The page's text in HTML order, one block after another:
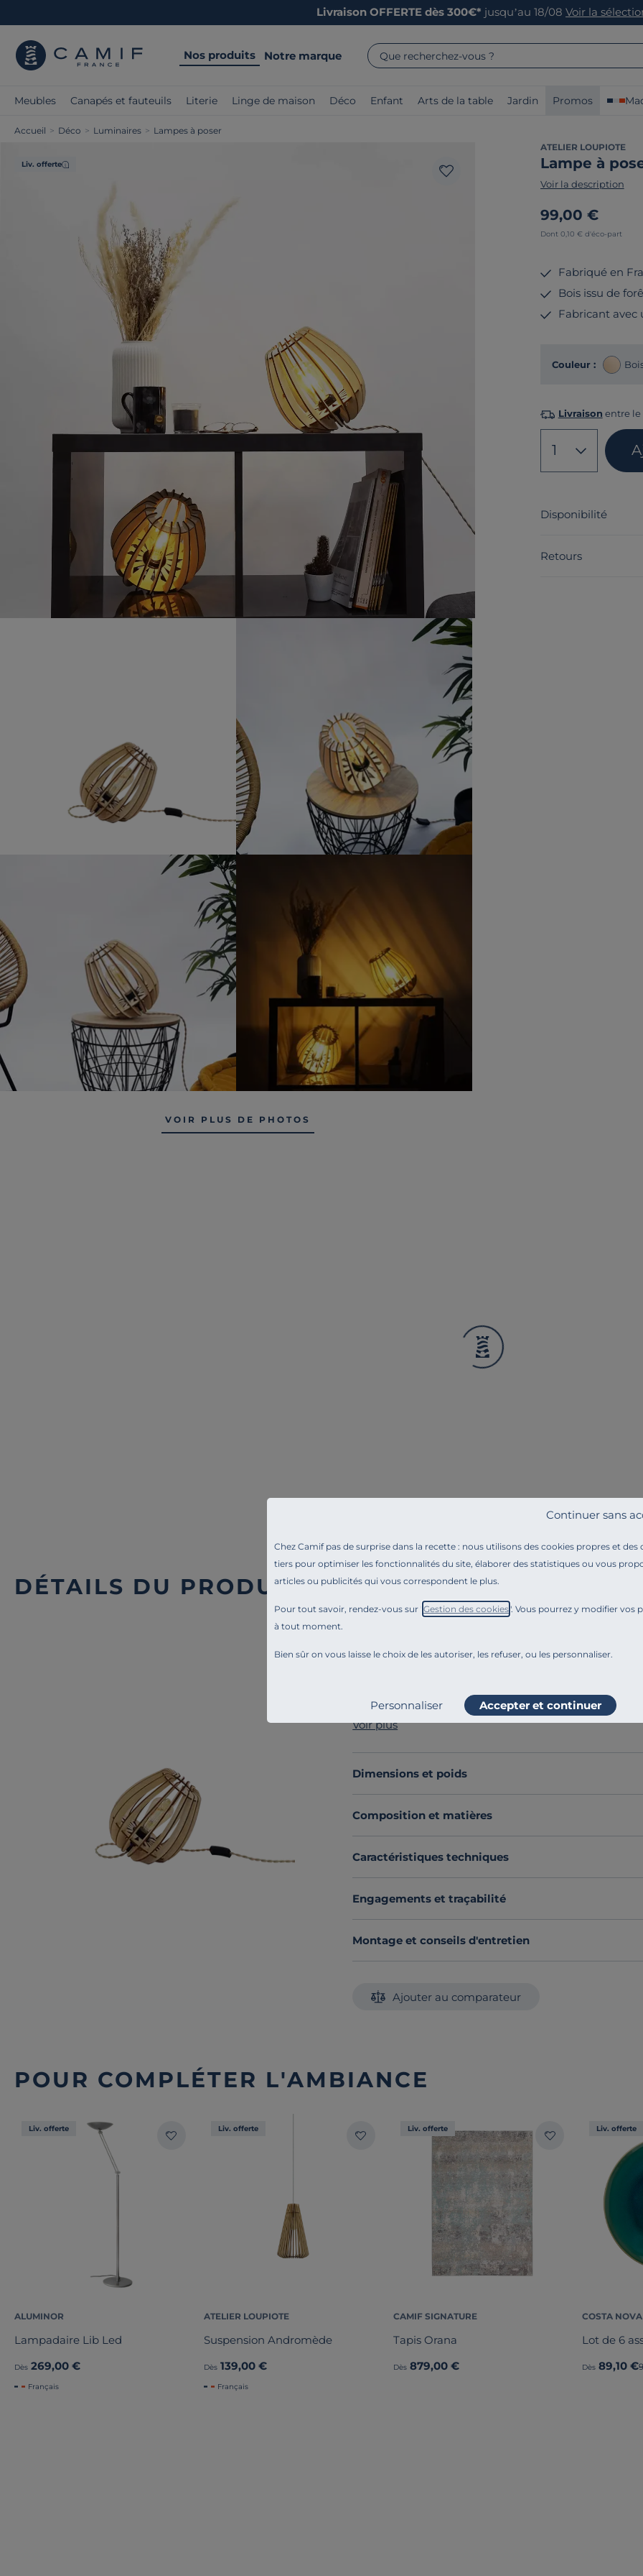
Chez Camif pas de surprise dans la recette : nous utilisons des cookies propres et des
tiers pour optimiser les fonctionnalités du site, élaborer des statistiques ou vous
articles ou publicités qui vous correspondent le plus.
Pour tout savoir, rendez-vous sur " Gestion des cookies". Vous pourrez y modifier vos
à tout moment.
Bien sûr on vous laisse le choix de les autoriser, les refuser, ou les personnaliser.
Continuer sans
Personnaliser Accepter et continuer
Livraison OFFERTE dès 300€* jusqu’au 18/08 Voir la
Nos produits Notre marque Que recherchez-vous ?
Meubles Canapés et fauteuils Literie Linge de maison Déco Enfant Arts de la table Jardin Promos
Accueil > Déco > Luminaires > Lampes à poser
Liv. offerte
VOIR PLUS DE PHOTOS
ATELIER LOUPIOTE
Lampe à
Voir la description
99,00 €
Dont 0,10 € d'éco-part
Fabriqué en
Bois issu de
Fabricant avec
Couleur :
Livraison entre le
1
Disponibilité
Retours
DÉTAILS DU PRODUIT
montée, vous pouvez jouer sur l'orientation de la
bois local, elle est parfaite en
singulière
Découvrez toute notre sélection :Lampes à poser
Voir plus
Dimensions et poids
Composition et matières
Caractéristiques techniques
Engagements et traçabilité
Montage et conseils d'entretien
Ajouter au comparateur
POUR COMPLÉTER L'AMBIANCE
Liv. offerte
ALUMINOR
Lampadaire Lib Led
Dès 269,00 €
Français
Liv. offerte
ATELIER LOUPIOTE
Suspension Andromède
Dès 139,00 €
Français
Liv. offerte
CAMIF SIGNATURE
Tapis Orana
Dès 879,00 €
Liv. offerte
COSTA NOVA
Lot de 6
Dès 89,10 €